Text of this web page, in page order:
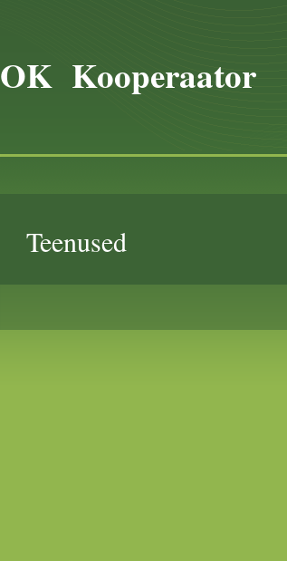
OK Kooperaator
Teenused